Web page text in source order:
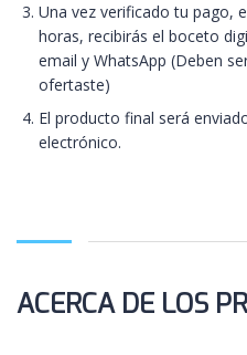
Una vez verificado tu pago,
horas, recibirás el boceto
email y WhatsApp (Deben
ofertaste)
El producto final será
electrónico.
ACERCA DE LOS